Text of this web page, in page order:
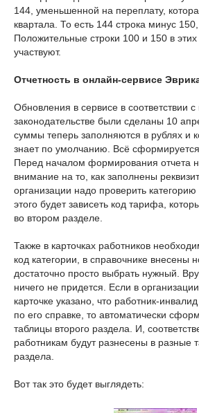
144, уменьшенной на переплату,
квартала. То есть 144 строка минус
Положительные строки 100 и 150 в
участвуют.
Отчетность в онлайн-сервисе
Обновления в сервисе в соответствии
законодательстве были сделаны 10
суммы теперь заполняются в рублях и
знает по умолчанию. Всё сформируется
Перед началом формирования отчета
внимание на то, как заполнены
организации надо проверить категорию
этого будет зависеть код тарифа,
во втором разделе.
Также в карточках работников
код категории, в справочнике внесены
достаточно просто выбрать нужный.
ничего не придется. Если в
карточке указано, что работник-
по его справке, то автоматически
таблицы второго раздела. И,
работникам будут разнесены в разные
раздела.
Вот так это будет выглядеть: